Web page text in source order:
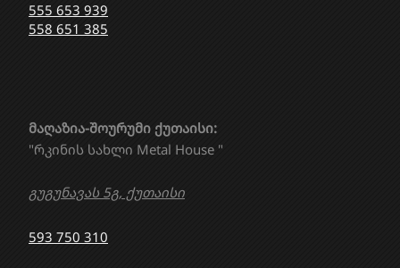
555 653 939
558 651 385
მაღაზია-შოურუმი ქუთაისი:
"რკინის სახლი Metal House "
გუგუნავას 5გ, ქუთაისი
593 750 310